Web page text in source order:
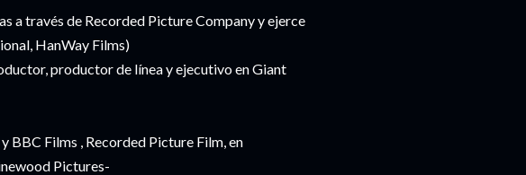
a través de Recorded Picture Company y ejerce
HanWay Films)
productor de línea y ejecutivo en Giant
BBC Films , Recorded Picture Film, en
Pictures-